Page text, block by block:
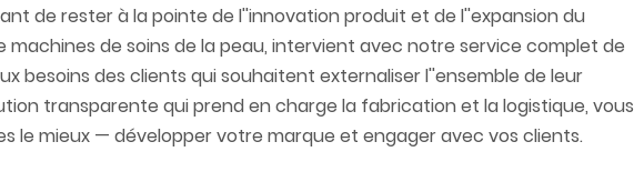
de rester à la pointe de l''innovation produit et de l''expansion du
machines de soins de la peau, intervient avec notre service complet de
besoins des clients qui souhaitent externaliser l''ensemble de leur
transparente qui prend en charge la fabrication et la logistique, vous
mieux — développer votre marque et engager avec vos clients.​